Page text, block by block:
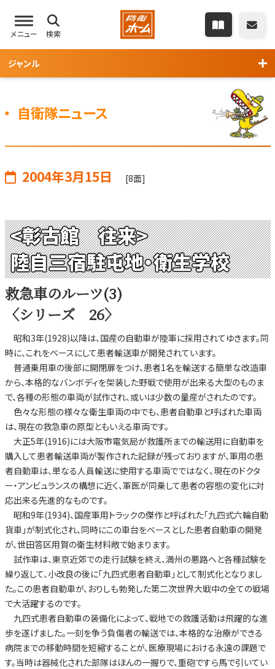
メニュー 検索
ジャンル
自衛隊ニュース
2004年3月15日 [8面]
<彰古館 往来>
陸自三宿駐屯地・衛生学校
救急車のルーツ(3)
〈シリーズ 26〉
昭和3年(1928)以降は、国産の自動車が陸軍に採用されてゆきます。同
時に、これをベースにして患者輸送車が開発されています。
普通乗用車の後部に開閉扉をつけ、患者1名を輸送する簡単な改造車
から、本格的なバンボディを架装した野戦で使用が出来る大型のものま
で、各種の形態の車両が試作され、或いは少数の量産がされたのです。
色々な形態の様々な衛生車両の中でも、患者自動車と呼ばれた車両
は、現在の救急車の原型ともいえる車両です。
大正5年(1916)には大阪市電気局が救護所までの輸送用に自動車を
購入して患者輸送車両が製作された記録が残っておりますが、軍用の患
者自動車は、単なる人員輸送に使用する車両でではなく、現在のドクタ
ー・アンビュランスの構想に近く、軍医が同乗して患者の容態の変化に対
応出来る先進的なものです。
昭和9年(1934)、国産軍用トラックの傑作と呼ばれた「九四式六輪自動
貨車」が制式化され、同時にこの車台をベースとした患者自動車の開発
が、世田答区用賀の衛生材料敞で始まります。
試作車は、東京近郊での走行試験を終え、満州の悪路へと各種試験を
繰り返して、小改良の後に「九四式患者自動車」として制式化となりまし
た。この患者自動車が、おりしも勃発した第二次世界大戦中の全ての戦場
で大活躍するのです。
九四式患者自動車の装備化によって、戦地での救護活動は飛躍的な進
歩を遂げました。一刻を争う負傷者の輸送では、本格的な治療ができる
病院までの移動時間を短縮することが、医療現場における永遠の課題で
す。当時は器械化された部隊はほんの一握りで、重砲ですら馬で引いてい